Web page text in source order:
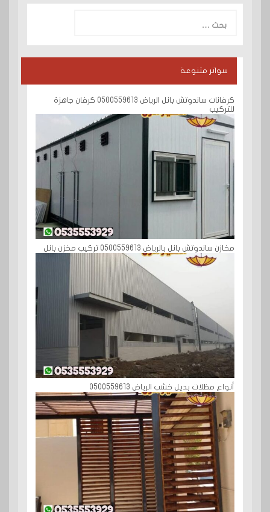
عن:
سواتر متنوعة
كرفانات ساندوتش بانل الرياض 0500559613 كرفان جاهزة
للتركيب
مخازن ساندوتش بانل بالرياض 0500559613 تركيب مخزن بانل
أنواع مظلات بديل خشب الرياض 0500559613